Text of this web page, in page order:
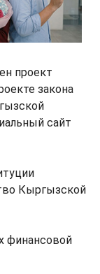
проект
закона
сайт
Кыргызской
финансовой